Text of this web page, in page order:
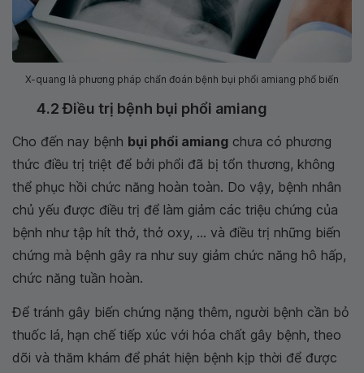
X-quang là phương pháp chẩn đoán bệnh bụi phổi amiang phổ biến
4.2 Điều trị bệnh bụi phổi amiang
Cho đến nay bệnh bụi phổi amiang chưa có phương
thức điều trị triệt để bởi phổi đã bị tổn thương, không
thể phục hồi chức năng hoàn toàn. Do vậy, bệnh nhân
chủ yếu được điều trị để làm giảm các triệu chứng của
bệnh như tập hít thở, thở oxy, ... và điều trị những biến
chứng mà bệnh gây ra như suy giảm chức năng hô hấp,
chức năng tuần hoàn.
Để tránh gây biến chứng nặng thêm, người bệnh cần bỏ
thuốc lá, hạn chế tiếp xúc với hóa chất gây bệnh, theo
dõi và thăm khám để phát hiện bệnh kịp thời để được